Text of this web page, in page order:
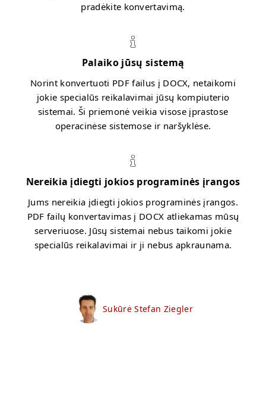
pradėkite konvertavimą.
Palaiko jūsų sistemą
Norint konvertuoti PDF failus į DOCX, netaikomi
jokie specialūs reikalavimai jūsų kompiuterio
sistemai. Ši priemonė veikia visose įprastose
operacinėse sistemose ir naršyklėse.
Nereikia įdiegti jokios programinės įrangos
Jums nereikia įdiegti jokios programinės įrangos.
PDF failų konvertavimas į DOCX atliekamas mūsų
serveriuose. Jūsų sistemai nebus taikomi jokie
specialūs reikalavimai ir ji nebus apkraunama.
Sukūrė Stefan Ziegler